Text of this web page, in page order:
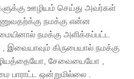
ஊழியம் செய்து அவர்கள்
நமக்கு என்ன
நமக்கு அளிக்கப்பட்ட
இவையாவும் கிருபையால் நமக்கு
சேவையையோ ,
பாராட்ட ஒன்றுமில்லை .